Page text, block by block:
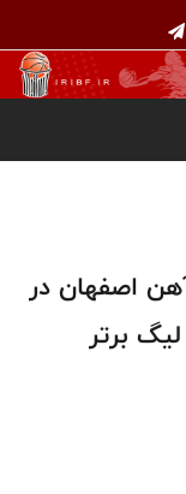
اصفهان در
برتر